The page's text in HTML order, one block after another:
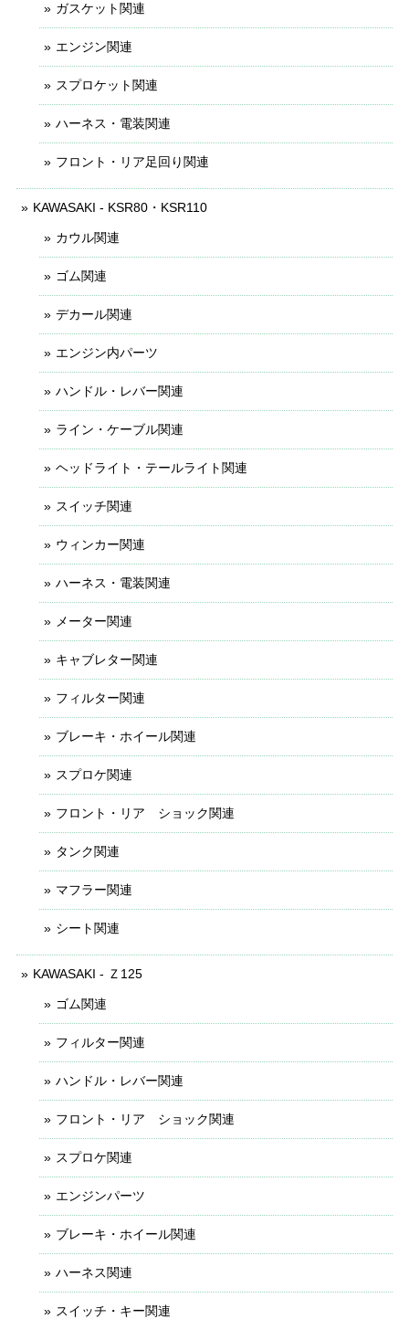
ガスケット関連
エンジン関連
スプロケット関連
ハーネス・電装関連
フロント・リア足回り関連
KAWASAKI - KSR80・KSR110
カウル関連
ゴム関連
デカール関連
エンジン内パーツ
ハンドル・レバー関連
ライン・ケーブル関連
ヘッドライト・テールライト関連
スイッチ関連
ウィンカー関連
ハーネス・電装関連
メーター関連
キャブレター関連
フィルター関連
ブレーキ・ホイール関連
スプロケ関連
フロント・リア ショック関連
タンク関連
マフラー関連
シート関連
KAWASAKI - Ｚ125
ゴム関連
フィルター関連
ハンドル・レバー関連
フロント・リア ショック関連
スプロケ関連
エンジンパーツ
ブレーキ・ホイール関連
ハーネス関連
スイッチ・キー関連